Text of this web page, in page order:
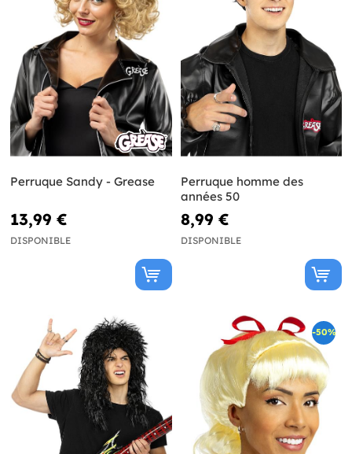
Perruque Sandy - Grease
13,99 €
DISPONIBLE
Perruque homme des
années 50
8,99 €
DISPONIBLE
-50%